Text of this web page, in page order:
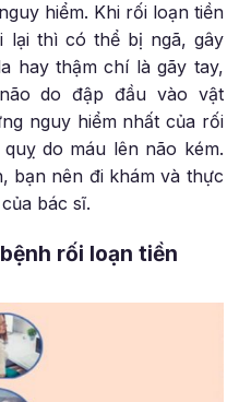
hiểm. Khi rối loạn tiền
lại thì có thể bị ngã, gây
hay thậm chí là gãy tay,
do đập đầu vào vật
nguy hiểm nhất của rối
do máu lên não kém.
bạn nên đi khám và thực
bác sĩ.
rối loạn tiền